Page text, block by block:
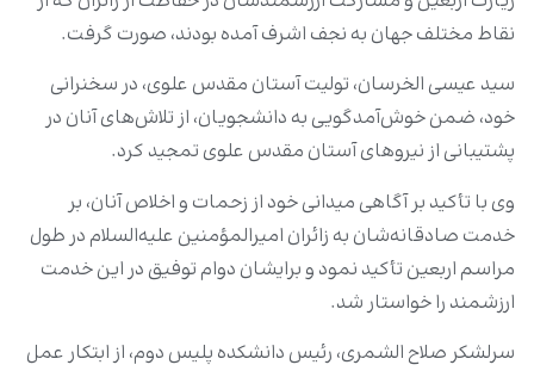
نقاط مختلف جهان به نجف اشرف آمده بودند، صورت گرفت.
سید عیسی الخرسان، تولیت آستان مقدس علوی، در سخنرانی
خود، ضمن خوش‌آمدگویی به دانشجویان، از تلاش‌های آنان در
پشتیبانی از نیروهای آستان مقدس علوی تمجید کرد.
وی با تأکید بر آگاهی میدانی خود از زحمات و اخلاص آنان، بر
خدمت صادقانه‌شان به زائران امیرالمؤمنین علیه‌السلام در طول
مراسم اربعین تأکید نمود و برایشان دوام توفیق در این خدمت
ارزشمند را خواستار شد.
سرلشکر صلاح الشمری، رئیس دانشکده پلیس دوم، از ابتکار عمل